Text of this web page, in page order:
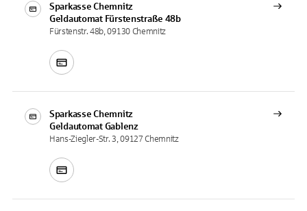
Sparkasse Chemnitz
Geldautomat Fürstenstraße 48b
Fürstenstr. 48b, 09130 Chemnitz
Sparkasse Chemnitz
Geldautomat Gablenz
Hans-Ziegler-Str. 3, 09127 Chemnitz